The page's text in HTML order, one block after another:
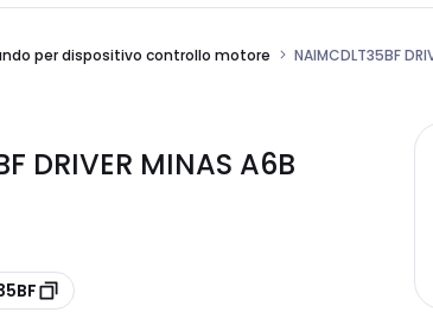
per dispositivo controllo motore NAIMCDLT35BF
DRIVER MINAS A6B